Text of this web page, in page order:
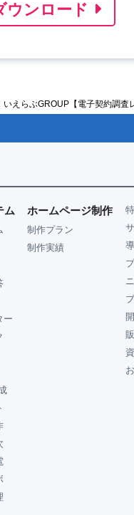
ウンロード
えらぶGROUP【電子契約調
ム
ー
ホームページ制作
制作プラン
制作実績